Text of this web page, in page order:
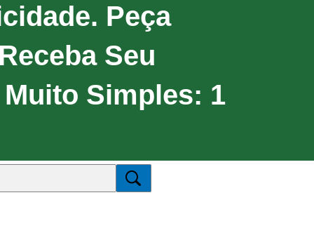
Peça
Seu
Simples: 1